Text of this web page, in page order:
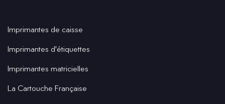
Imprimantes de caisse
Imprimantes d'étiquettes
Imprimantes matricielles
La Cartouche Française